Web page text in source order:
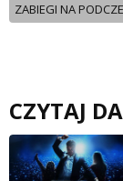
ZABIEGI NA
CZYTAJ